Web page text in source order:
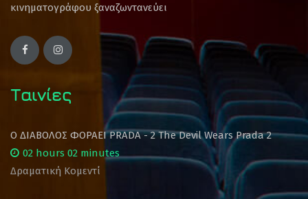
κινηματογράφου ξαναζωντανεύει
Ταινίες
Ο ΔΙΑΒΟΛΟΣ ΦΟΡΑΕΙ PRADA - 2 The Devil Wears Prada 2
02 hours 02 minutes
Δραματική Κομεντί